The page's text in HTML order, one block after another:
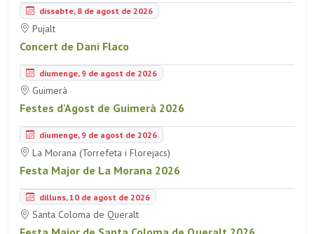
dissabte, 8 de agost de 2026
Pujalt
Concert de Dani Flaco
diumenge, 9 de agost de 2026
Guimerà
Festes d'Agost de Guimerà 2026
diumenge, 9 de agost de 2026
La Morana (Torrefeta i Florejacs)
Festa Major de La Morana 2026
dilluns, 10 de agost de 2026
Santa Coloma de Queralt